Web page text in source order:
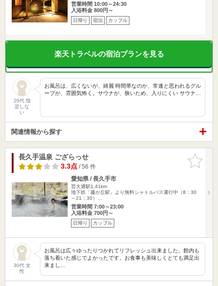
営業時間 10:00～24:30
入浴料金 800円～
日帰り 宿泊 カップル
楽天トラベルの宿泊プランを見る
20代 指
定しな
い
お風呂は、広くないが、綺麗 時間帯なのか、常連と思われるグル
ープが、雰囲気怖く。サウナが、狭いため、入りにくい サウナ…
関連情報から探す
お気に入
りに追加
長久手温泉 ござらっせ
3.3点/ 56 件
愛知県 / 長久手市
芸大通駅1.41km
地下鉄「藤が丘駅」より無料シャトルバス運行中（8：30
～21：30）…
営業時間 7:00～23:00
入浴料金 700円～
日帰り カップル
30代 女
性
お風呂は広々ゆったりつかれてリフレッシュ出来ました。館内も
落ち着いた感じでよかったです。お食事も美味しくとても満足出
来まし…